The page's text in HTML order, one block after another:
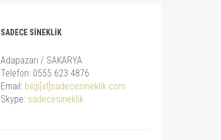
SADECE SINEKLIK
Adapazarı / SAKARYA
Telefon: 0555 623 4876
Email: bilgi[at]sadecesineklik.com
Skype: sadecesineklik